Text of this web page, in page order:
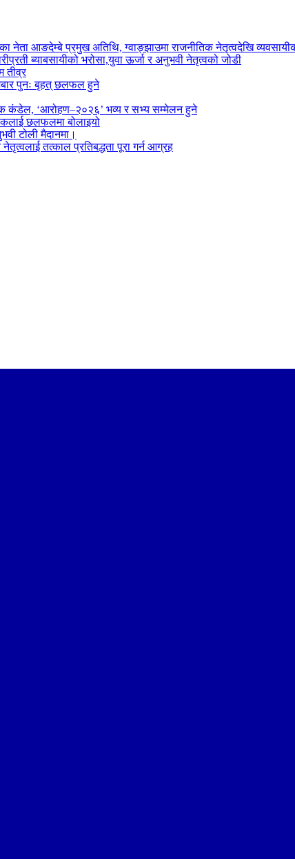
नेता आङदेम्बे प्रमुख अतिथि, ग्वाङ्झाउमा राजनीतिक नेतृत्वदेखि
ब्याबसायीको भरोसा,युवा ऊर्जा र अनुभवी नेतृत्वको जोडी
तीव्र
पुनः बृहत् छलफल हुने
कंडेल, ‘आरोहण–२०२६’ भव्य र सभ्य सम्मेलन हुने
छलफलमा बोलाइयो
टोली मैदानमा।
नेतृत्वलाई तत्काल प्रतिबद्धता पूरा गर्न आग्रह